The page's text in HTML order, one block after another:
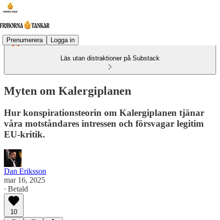
Prenumerera Logga in
Läs utan distraktioner på Substack
Myten om Kalergiplanen
Hur konspirationsteorin om Kalergiplanen tjänar
våra motståndares intressen och försvagar legitim
EU-kritik.
Dan Eriksson
mar 16, 2025
∙ Betald
10